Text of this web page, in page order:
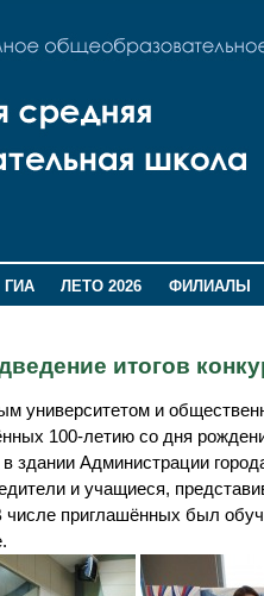
ГИА ЛЕТО 2026
ФИЛИАЛЫ
итогов
университетом и
100-летию со дня
здании Администрации
и учащиеся,
числе приглашённых был